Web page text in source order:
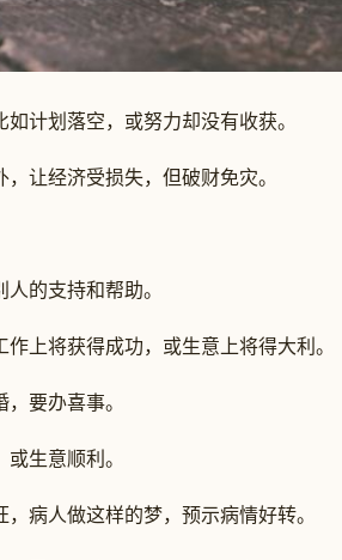
计划落空，或努力却没有收获。
让经济受损失，但破财免灾。
的支持和帮助。
将获得成功，或生意上将得大利。
要办喜事。
生意顺利。
病人做这样的梦，预示病情好转。